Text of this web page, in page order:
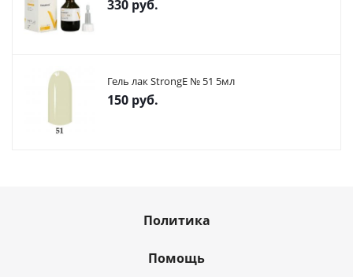
330 руб.
Гель лак StrongE № 51 5мл
150 руб.
Политика
Помощь